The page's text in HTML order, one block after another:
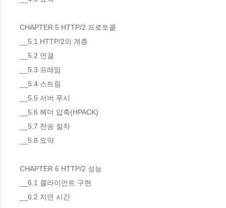
CHAPTER 5 HTTP/2 프로토콜
__5.1 HTTP/2의 계층
__5.2 연결
__5.3 프레임
__5.4 스트림
__5.5 서버 푸시
__5.6 헤더 압축(HPACK)
__5.7 전송 절차
__5.8 요약
CHAPTER 6 HTTP/2 성능
__6.1 클라이언트 구현
__6.2 지연 시간